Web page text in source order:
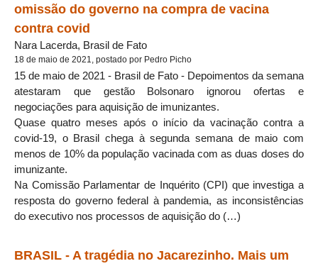
omissão do governo na compra de vacina
contra covid
Nara Lacerda, Brasil de Fato
18 de maio de 2021, postado por Pedro Picho
15 de maio de 2021 - Brasil de Fato - Depoimentos da semana
atestaram que gestão Bolsonaro ignorou ofertas e
negociações para aquisição de imunizantes.
Quase quatro meses após o início da vacinação contra a
covid-19, o Brasil chega à segunda semana de maio com
menos de 10% da população vacinada com as duas doses do
imunizante.
Na Comissão Parlamentar de Inquérito (CPI) que investiga a
resposta do governo federal à pandemia, as inconsistências
do executivo nos processos de aquisição do (…)
BRASIL - A tragédia no Jacarezinho. Mais um